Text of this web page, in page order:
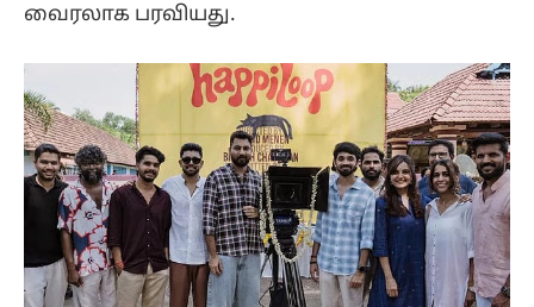
வைரலாக பரவியது.